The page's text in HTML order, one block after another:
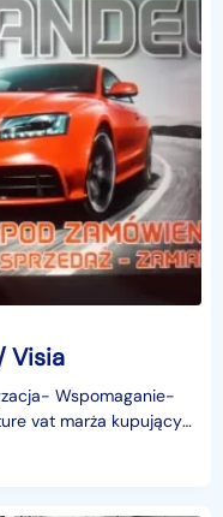
Visia
Wspomaganie-
kupujący